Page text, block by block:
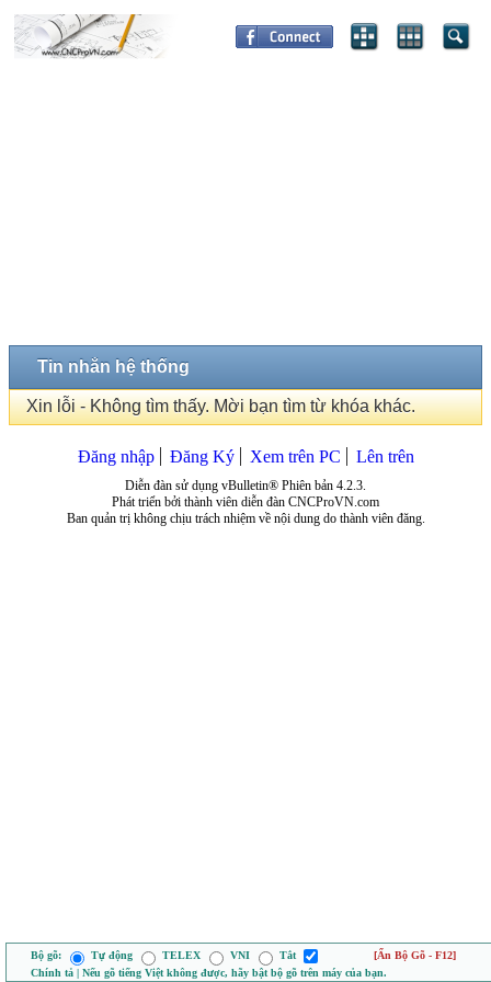
Tin nhắn hệ thống
Xin lỗi - Không tìm thấy. Mời bạn tìm từ khóa khác.
Đăng nhập Đăng Ký Xem trên PC Lên trên
Diễn đàn sử dụng vBulletin® Phiên bản 4.2.3.
Phát triển bởi thành viên diễn đàn CNCProVN.com
Ban quản trị không chịu trách nhiệm về nội dung do thành viên đăng.
Bộ gõ: Tự động TELEX VNI Tắt
[Ẩn Bộ Gõ - F12]
Chính tả | Nếu gõ tiếng Việt không được, hãy bật bộ gõ trên máy của bạn.